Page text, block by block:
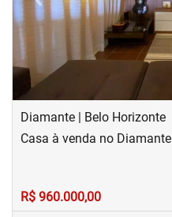
Diamante | Belo Horizonte
Casa à venda no Diamante
R$ 960.000,00